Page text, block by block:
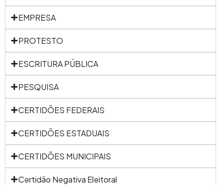
EMPRESA
PROTESTO
ESCRITURA PÚBLICA
PESQUISA
CERTIDÕES FEDERAIS
CERTIDÕES ESTADUAIS
CERTIDÕES MUNICIPAIS
Certidão Negativa Eleitoral